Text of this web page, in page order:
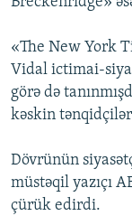
«The New York
Vidal ictimai-
görə də
kəskin
Dövrünün
müstəqil yazıçı
çürük edirdi.